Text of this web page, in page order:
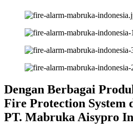
Dengan Berbagai
Fire Protection System
PT. Mabruka Aisypro